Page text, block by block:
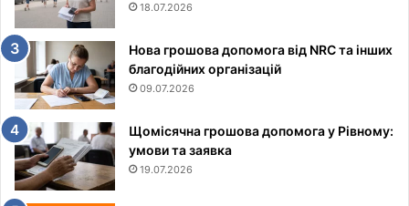
18.07.2026
Нова грошова допомога від NRC та інших
благодійних організацій
09.07.2026
Щомісячна грошова допомога у Рівному:
умови та заявка
19.07.2026